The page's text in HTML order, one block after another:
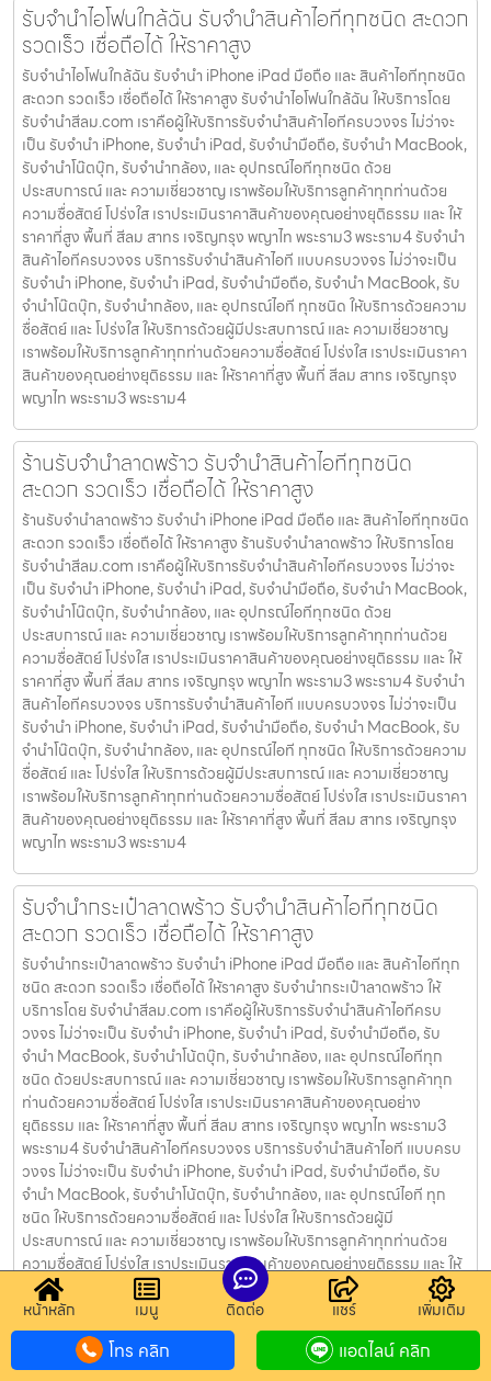
รับจำนำไอโฟนใกล้ฉัน รับจำนำสินค้าไอทีทุกชนิด สะดวก
รวดเร็ว เชื่อถือได้ ให้ราคาสูง
รับจำนำไอโฟนใกล้ฉัน รับจำนำ iPhone iPad มือถือ และ สินค้าไอทีทุกชนิด
สะดวก รวดเร็ว เชื่อถือได้ ให้ราคาสูง รับจำนำไอโฟนใกล้ฉัน ให้บริการโดย
รับจํานําสีลม.com เราคือผู้ให้บริการรับจำนำสินค้าไอทีครบวงจร ไม่ว่าจะ
เป็น รับจำนำ iPhone, รับจำนำ iPad, รับจำนำมือถือ, รับจำนำ MacBook,
รับจำนำโน๊ตบุ๊ก, รับจำนำกล้อง, และ อุปกรณ์ไอทีทุกชนิด ด้วย
ประสบการณ์ และ ความเชี่ยวชาญ เราพร้อมให้บริการลูกค้าทุกท่านด้วย
ความซื่อสัตย์ โปร่งใส เราประเมินราคาสินค้าของคุณอย่างยุติธรรม และ ให้
ราคาที่สูง พื้นที่ สีลม สาทร เจริญกรุง พญาไท พระราม3 พระราม4 รับจำนำ
สินค้าไอทีครบวงจร บริการรับจำนำสินค้าไอที แบบครบวงจร ไม่ว่าจะเป็น
รับจำนำ iPhone, รับจำนำ iPad, รับจำนำมือถือ, รับจำนำ MacBook, รับ
จำนำโน๊ตบุ๊ก, รับจำนำกล้อง, และ อุปกรณ์ไอที ทุกชนิด ให้บริการด้วยความ
ซื่อสัตย์ และ โปร่งใส ให้บริการด้วยผู้มีประสบการณ์ และ ความเชี่ยวชาญ
เราพร้อมให้บริการลูกค้าทุกท่านด้วยความซื่อสัตย์ โปร่งใส เราประเมินราคา
สินค้าของคุณอย่างยุติธรรม และ ให้ราคาที่สูง พื้นที่ สีลม สาทร เจริญกรุง
พญาไท พระราม3 พระราม4
ร้านรับจำนำลาดพร้าว รับจำนำสินค้าไอทีทุกชนิด
สะดวก รวดเร็ว เชื่อถือได้ ให้ราคาสูง
ร้านรับจำนำลาดพร้าว รับจำนำ iPhone iPad มือถือ และ สินค้าไอทีทุกชนิด
สะดวก รวดเร็ว เชื่อถือได้ ให้ราคาสูง ร้านรับจำนำลาดพร้าว ให้บริการโดย
รับจํานําสีลม.com เราคือผู้ให้บริการรับจำนำสินค้าไอทีครบวงจร ไม่ว่าจะ
เป็น รับจำนำ iPhone, รับจำนำ iPad, รับจำนำมือถือ, รับจำนำ MacBook,
รับจำนำโน๊ตบุ๊ก, รับจำนำกล้อง, และ อุปกรณ์ไอทีทุกชนิด ด้วย
ประสบการณ์ และ ความเชี่ยวชาญ เราพร้อมให้บริการลูกค้าทุกท่านด้วย
ความซื่อสัตย์ โปร่งใส เราประเมินราคาสินค้าของคุณอย่างยุติธรรม และ ให้
ราคาที่สูง พื้นที่ สีลม สาทร เจริญกรุง พญาไท พระราม3 พระราม4 รับจำนำ
สินค้าไอทีครบวงจร บริการรับจำนำสินค้าไอที แบบครบวงจร ไม่ว่าจะเป็น
รับจำนำ iPhone, รับจำนำ iPad, รับจำนำมือถือ, รับจำนำ MacBook, รับ
จำนำโน๊ตบุ๊ก, รับจำนำกล้อง, และ อุปกรณ์ไอที ทุกชนิด ให้บริการด้วยความ
ซื่อสัตย์ และ โปร่งใส ให้บริการด้วยผู้มีประสบการณ์ และ ความเชี่ยวชาญ
เราพร้อมให้บริการลูกค้าทุกท่านด้วยความซื่อสัตย์ โปร่งใส เราประเมินราคา
สินค้าของคุณอย่างยุติธรรม และ ให้ราคาที่สูง พื้นที่ สีลม สาทร เจริญกรุง
พญาไท พระราม3 พระราม4
รับจำนำกระเป๋าลาดพร้าว รับจำนำสินค้าไอทีทุกชนิด
สะดวก รวดเร็ว เชื่อถือได้ ให้ราคาสูง
รับจำนำกระเป๋าลาดพร้าว รับจำนำ iPhone iPad มือถือ และ สินค้าไอทีทุก
ชนิด สะดวก รวดเร็ว เชื่อถือได้ ให้ราคาสูง รับจำนำกระเป๋าลาดพร้าว ให้
บริการโดย รับจํานําสีลม.com เราคือผู้ให้บริการรับจำนำสินค้าไอทีครบ
วงจร ไม่ว่าจะเป็น รับจำนำ iPhone, รับจำนำ iPad, รับจำนำมือถือ, รับ
จำนำ MacBook, รับจำนำโน้ตบุ๊ก, รับจำนำกล้อง, และ อุปกรณ์ไอทีทุก
ชนิด ด้วยประสบการณ์ และ ความเชี่ยวชาญ เราพร้อมให้บริการลูกค้าทุก
ท่านด้วยความซื่อสัตย์ โปร่งใส เราประเมินราคาสินค้าของคุณอย่าง
ยุติธรรม และ ให้ราคาที่สูง พื้นที่ สีลม สาทร เจริญกรุง พญาไท พระราม3
พระราม4 รับจำนำสินค้าไอทีครบวงจร บริการรับจำนำสินค้าไอที แบบครบ
วงจร ไม่ว่าจะเป็น รับจำนำ iPhone, รับจำนำ iPad, รับจำนำมือถือ, รับ
จำนำ MacBook, รับจำนำโน้ตบุ๊ก, รับจำนำกล้อง, และ อุปกรณ์ไอที ทุก
ชนิด ให้บริการด้วยความซื่อสัตย์ และ โปร่งใส ให้บริการด้วยผู้มี
ประสบการณ์ และ ความเชี่ยวชาญ เราพร้อมให้บริการลูกค้าทุกท่านด้วย
ความซื่อสัตย์ โปร่งใส เราประเมินราคาสินค้าของคุณอย่างยุติธรรม และ ให้
ราคาที่สูง พื้นที่ สีลม สาทร เจริญกรุง พญาไท พระราม3 พระราม4
รับจำนำกระเป๋ากรุงเทพ รับจำนำสินค้าไอทีทุกชนิด
หน้าหลัก เมนู ติดต่อ แชร์ เพิ่มเติม
โทร คลิก แอดไลน์ คลิก